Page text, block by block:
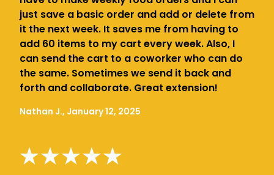
just save a basic order and add or delete from
it the next week. It saves me from having to
add 60 items to my cart every week. Also, I
can send the cart to a coworker who can do
the same. Sometimes we send it back and
forth and collaborate. Great extension!
Nathan J., January 12, 2025